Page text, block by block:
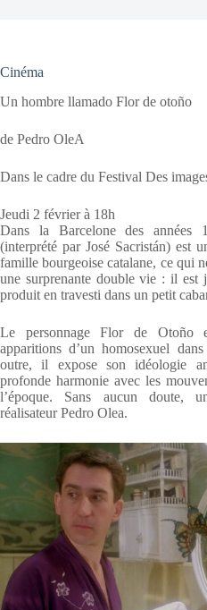
Cinéma
Un hombre llamado Flor de otoño
de Pedro OleA
Dans le cadre du Festival Des
Jeudi 2 février à 18h
Dans la Barcelone des années
(interprété par José Sacristán) est
famille bourgeoise catalane, ce qui
une surprenante double vie : il est
produit en travesti dans un petit
Le personnage Flor de Otoño
apparitions d’un homosexuel
outre, il expose son idéologie
profonde harmonie avec les
l’époque. Sans aucun doute,
réalisateur Pedro Olea.